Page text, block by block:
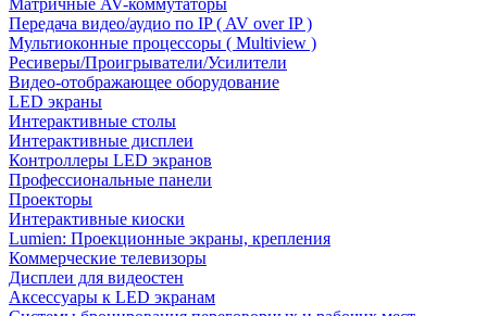
Матричные AV-коммутаторы
Передача видео/аудио по IP ( AV over IP )
Мультиоконные процессоры ( Multiview )
Ресиверы/Проигрыватели/Усилители
Видео-отображающее оборудование
LED экраны
Интерактивные столы
Интерактивные дисплеи
Контроллеры LED экранов
Профессиональные панели
Проекторы
Интерактивные киоски
Lumien: Проекционные экраны, крепления
Коммерческие телевизоры
Дисплеи для видеостен
Аксессуары к LED экранам